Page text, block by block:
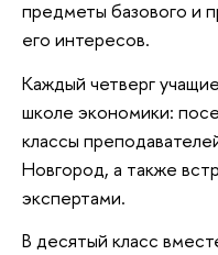
предметы базового и
его интересов.
Каждый четверг
школе экономики:
классы
Новгород, а также
экспертами.
В десятый класс